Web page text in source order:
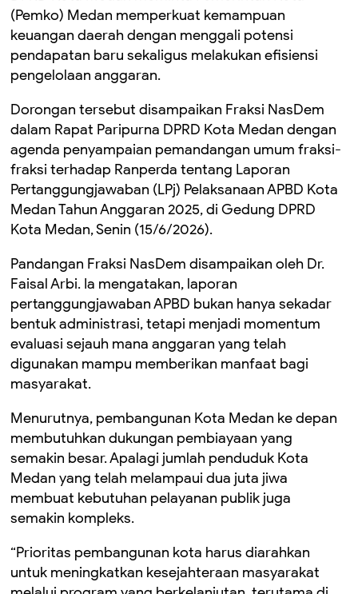
(Pemko) Medan memperkuat kemampuan
keuangan daerah dengan menggali potensi
pendapatan baru sekaligus melakukan efisiensi
pengelolaan anggaran.
Dorongan tersebut disampaikan Fraksi NasDem
dalam Rapat Paripurna DPRD Kota Medan dengan
agenda penyampaian pemandangan umum fraksi-
fraksi terhadap Ranperda tentang Laporan
Pertanggungjawaban (LPj) Pelaksanaan APBD Kota
Medan Tahun Anggaran 2025, di Gedung DPRD
Kota Medan, Senin (15/6/2026).
Pandangan Fraksi NasDem disampaikan oleh Dr.
Faisal Arbi. Ia mengatakan, laporan
pertanggungjawaban APBD bukan hanya sekadar
bentuk administrasi, tetapi menjadi momentum
evaluasi sejauh mana anggaran yang telah
digunakan mampu memberikan manfaat bagi
masyarakat.
Menurutnya, pembangunan Kota Medan ke depan
membutuhkan dukungan pembiayaan yang
semakin besar. Apalagi jumlah penduduk Kota
Medan yang telah melampaui dua juta jiwa
membuat kebutuhan pelayanan publik juga
semakin kompleks.
“Prioritas pembangunan kota harus diarahkan
untuk meningkatkan kesejahteraan masyarakat